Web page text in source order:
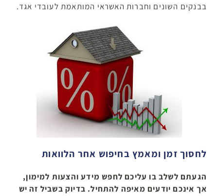
בבנקים השונים וחברות האשראי המותאמת לעובדי אגד.
לחסוך זמן ומאמץ בחיפוש אחר הלוואות
הגעתם לשלב בו עליכם לחפש מידע והצעות למימון,
אך אינכם יודעים מאיפה להתחיל. בדיוק בשביל זה יש